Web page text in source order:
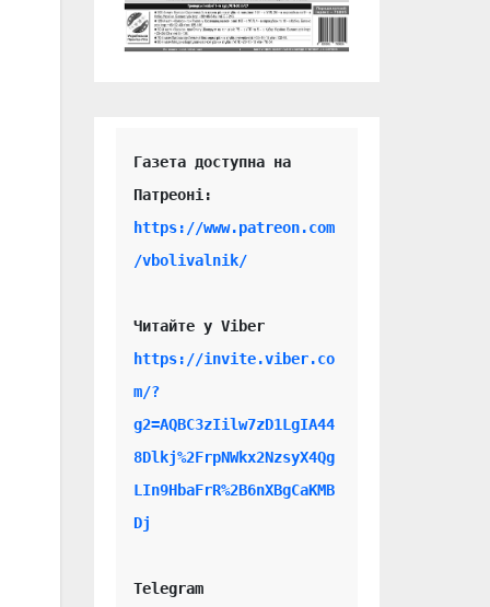
Газета доступна на
https://www.patreon.com
/vbolivalnik/
Читайте у Viber
https://invite.viber.co
m/?
g2=AQBC3zIilw7zD1LgIA44
8Dlkj%2FrpNWkx2NzsyX4Qg
LIn9HbaFrR%2B6nXBgCaKMB
Dj
Telegram